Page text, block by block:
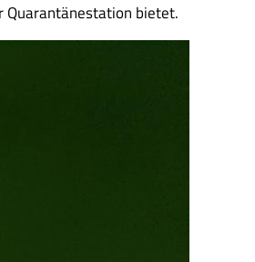
Quarantänestation bietet.